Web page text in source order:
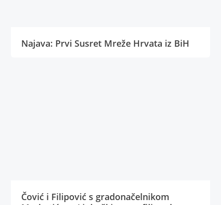
Najava: Prvi Susret Mreže Hrvata iz BiH
Čović i Filipović s gradonačelnikom